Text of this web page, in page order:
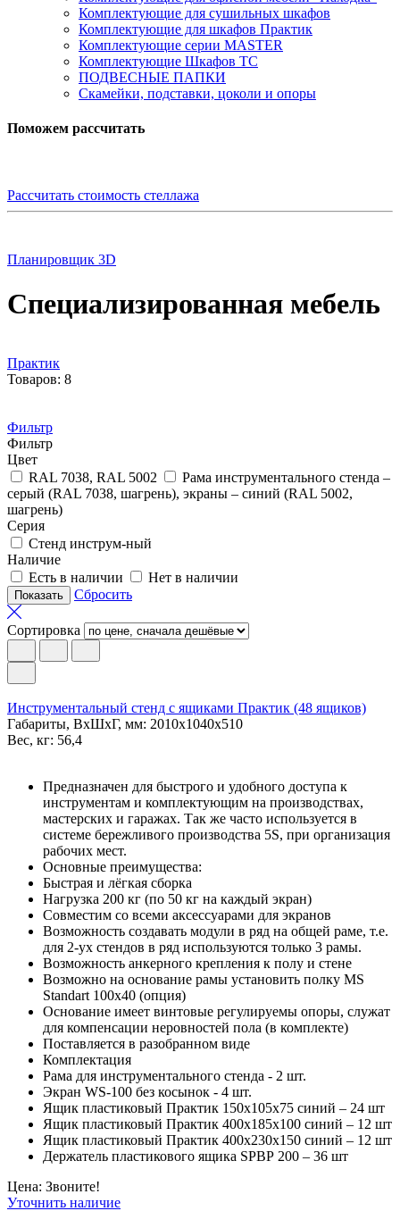
Комплектующие для сушильных шкафов
Комплектующие для шкафов Практик
Комплектующие серии MASTER
Комплектующие Шкафов ТС
ПОДВЕСНЫЕ ПАПКИ
Скамейки, подставки, цоколи и опоры
Поможем рассчитать
Рассчитать стоимость стеллажа
Планировщик 3D
Cпециализированная мебель
Практик
Товаров: 8
Фильтр
Фильтр
Цвет
RAL 7038, RAL 5002
Рама инструментального стенда –
серый (RAL 7038, шагрень), экраны – синий (RAL 5002,
шагрень)
Серия
Стенд инструм-ный
Наличие
Есть в наличии
Нет в наличии
Сбросить
Сортировка
Инструментальный стенд с ящиками Практик (48 ящиков)
Габариты, ВxШxГ, мм: 2010x1040x510
Вес, кг: 56,4
Предназначен для быстрого и удобного доступа к
инструментам и комплектующим на производствах,
мастерских и гаражах. Так же часто используется в
системе бережливого производства 5S, при организация
рабочих мест.
Основные преимущества:
Быстрая и лёгкая сборка
Нагрузка 200 кг (по 50 кг на каждый экран)
Совместим со всеми аксессуарами для экранов
Возможность создавать модули в ряд на общей раме, т.е.
для 2-ух стендов в ряд используются только 3 рамы.
Возможность анкерного крепления к полу и стене
Возможно на основание рамы установить полку MS
Standart 100х40 (опция)
Основание имеет винтовые регулируемы опоры, служат
для компенсации неровностей пола (в комплекте)
Поставляется в разобранном виде
Комплектация
Рама для инструментального стенда - 2 шт.
Экран WS-100 без косынок - 4 шт.
Ящик пластиковый Практик 150х105х75 синий – 24 шт
Ящик пластиковый Практик 400x185x100 синий – 12 шт
Ящик пластиковый Практик 400x230x150 синий – 12 шт
Держатель пластикового ящика SPBР 200 – 36 шт
Цена: Звоните!
Уточнить наличие